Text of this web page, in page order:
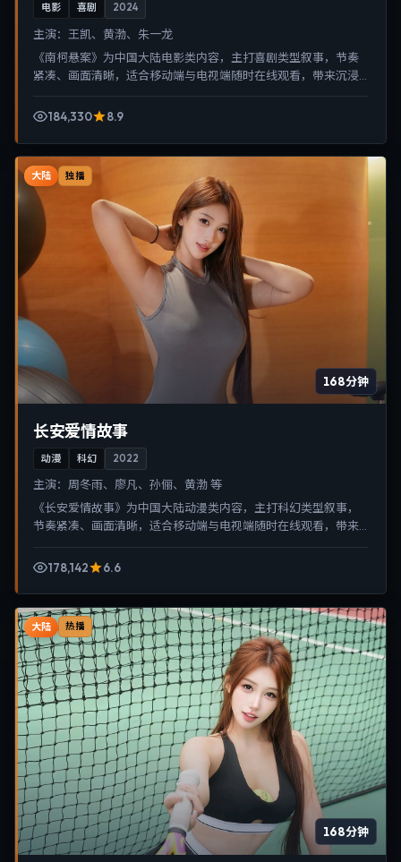
电影 喜剧 2024
主演： 王凯、黄渤、朱一龙
《南柯悬案》为中国大陆电影类内容，主打喜剧类型叙事，节奏
紧凑、画面清晰，适合移动端与电视端随时在线观看，带来沉浸
184,330
8.9
大陆 独播
168分钟
长安爱情故事
动漫 科幻 2022
主演： 周冬雨、廖凡、孙俪、黄渤 等
《长安爱情故事》为中国大陆动漫类内容，主打科幻类型叙事，
节奏紧凑、画面清晰，适合移动端与电视端随时在线观看，带来
178,142
6.6
大陆 热播
168分钟